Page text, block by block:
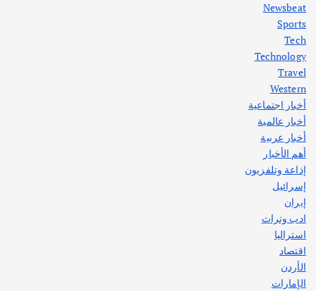
أهم الأخبار
اختتام ورشة السينوغرافيا في مدينة كلباء الاماراتية
أغسطس 3, 2026
Newsbeat
Sports
Tech
Technology
Travel
Western
أخبار اجتماعية
أخبار عالمية
أخبار عربية
أهم الأخبار
إذاعة وتلفزيون
إسرائيل
إيران
ادب وتراث
استراليا
اقتصاد
الأردن
الإمارات